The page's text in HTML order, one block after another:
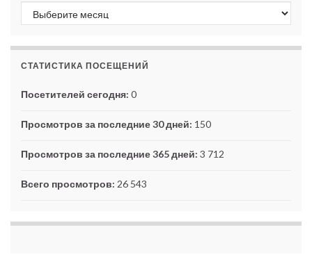
Архивы
СТАТИСТИКА ПОСЕЩЕНИЙ
Посетителей сегодня: 0
Просмотров за последние 30 дней: 150
Просмотров за последние 365 дней: 3 712
Всего просмотров: 26 543